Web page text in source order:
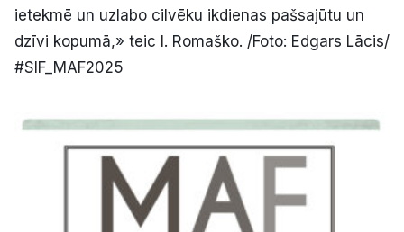
ietekmē un uzlabo cilvēku ikdienas pašsajūtu un
dzīvi kopumā,» teic I. Romaško. /Foto: Edgars Lācis/
#SIF_MAF2025